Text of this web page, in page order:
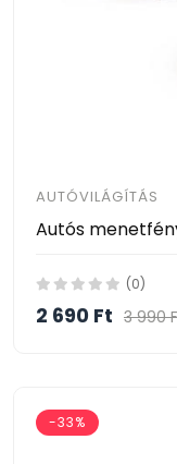
AUTÓVILÁGÍTÁS
Autós
(0)
2 690 Ft 3 990
-33%